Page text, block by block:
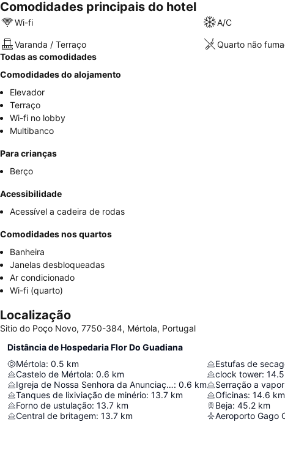
Comodidades principais do hotel
Wi-fi A/C
Varanda / Terraço
Quarto não
Todas as comodidades
Comodidades do alojamento
Elevador
Terraço
Wi-fi no lobby
Multibanco
Para crianças
Berço
Acessibilidade
Acessível a cadeira de rodas
Comodidades nos quartos
Banheira
Janelas desbloqueadas
Ar condicionado
Wi-fi (quarto)
Localização
Sitio do Poço Novo, 7750-384, Mértola, Portugal
Distância de Hospedaria Flor Do Guadiana
Mértola: 0.5 km
Castelo de Mértola: 0.6 km
Igreja de Nossa Senhora da Anunciação: 0.6 km
Tanques de lixiviação de minério: 13.7 km
Forno de ustulação: 13.7 km
Central de britagem: 13.7 km
Estufas de
clock tower: 14.5
Serração a vapor
Oficinas: 14.6 km
Beja: 45.2 km
Aeroporto Gago